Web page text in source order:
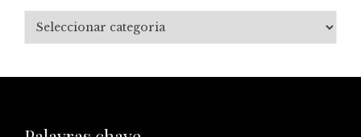
Categorias